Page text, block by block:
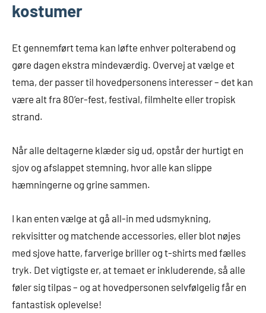
kostumer
Et gennemført tema kan løfte enhver polterabend og
gøre dagen ekstra mindeværdig. Overvej at vælge et
tema, der passer til hovedpersonens interesser – det kan
være alt fra 80’er-fest, festival, filmhelte eller tropisk
strand.
Når alle deltagerne klæder sig ud, opstår der hurtigt en
sjov og afslappet stemning, hvor alle kan slippe
hæmningerne og grine sammen.
I kan enten vælge at gå all-in med udsmykning,
rekvisitter og matchende accessories, eller blot nøjes
med sjove hatte, farverige briller og t-shirts med fælles
tryk. Det vigtigste er, at temaet er inkluderende, så alle
føler sig tilpas – og at hovedpersonen selvfølgelig får en
fantastisk oplevelse!